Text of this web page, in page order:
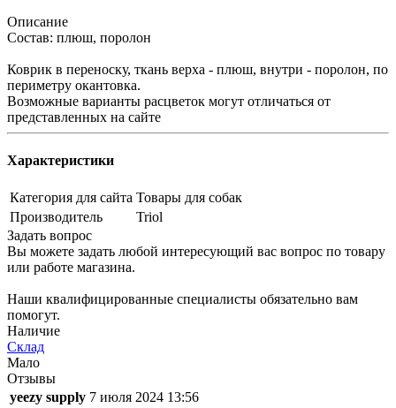
Описание
Состав: плюш, поролон
Коврик в переноску, ткань верха - плюш, внутри - поролон, по
периметру окантовка.
Возможные варианты расцветок могут отличаться от
представленных на сайте
Характеристики
Категория для сайта Товары для собак
Производитель
Triol
Задать вопрос
Вы можете задать любой интересующий вас вопрос по товару
или работе магазина.
Наши квалифицированные специалисты обязательно вам
помогут.
Наличие
Склад
Мало
Отзывы
yeezy supply 7 июля 2024 13:56